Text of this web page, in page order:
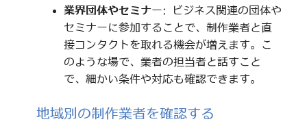
業界団体やセミナー: ビジネス関連の団体や
セミナーに参加することで、制作業者と直
接コンタクトを取れる機会が増えます。こ
のような場で、業者の担当者と話すこと
で、細かい条件や対応も確認できます。
地域別の制作業者を確認する